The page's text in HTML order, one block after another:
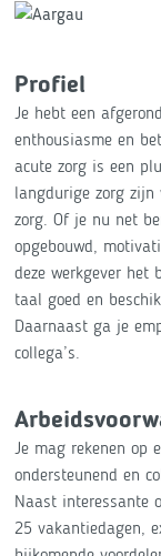
Profiel
Je hebt een
enthousiasme en
acute zorg is een
langdurige zorg zijn
zorg. Of je nu net
opgebouwd,
deze werkgever het
taal goed en
Daarnaast ga je
collega’s.
Je mag rekenen op
ondersteunend en
Naast interessante
25 vakantiedagen,